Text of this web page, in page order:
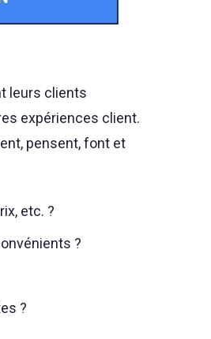
leurs clients
expériences client.
pensent, font et
etc. ?
?
?